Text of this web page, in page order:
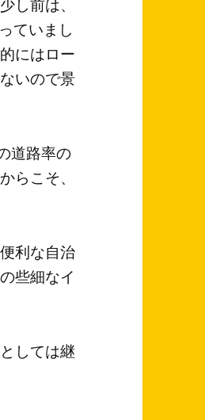
し前は、
ていまし
にはロー
いので景
道路率の
らこそ、
利な自治
些細なイ
しては継